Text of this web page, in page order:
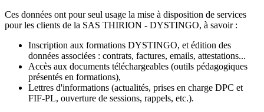
Ces données ont pour seul usage la mise à disposition de services
pour les clients de la SAS THIRION - DYSTINGO, à savoir :
Inscription aux formations DYSTINGO, et édition des
données associées : contrats, factures, emails, attestations...
Accès aux documents téléchargeables (outils pédagogiques
présentés en formations),
Lettres d'informations (actualités, prises en charge DPC et
FIF-PL, ouverture de sessions, rappels, etc.).